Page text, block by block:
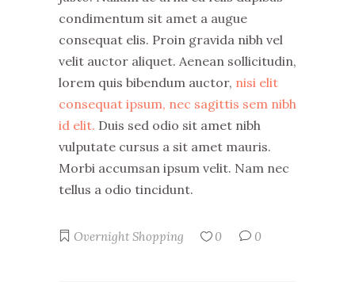
condimentum sit amet a augue
consequat elis. Proin gravida nibh vel
velit auctor aliquet. Aenean sollicitudin,
lorem quis bibendum auctor, nisi elit
consequat ipsum, nec sagittis sem nibh
id elit. Duis sed odio sit amet nibh
vulputate cursus a sit amet mauris.
Morbi accumsan ipsum velit. Nam nec
tellus a odio tincidunt.
Overnight Shopping 0 0